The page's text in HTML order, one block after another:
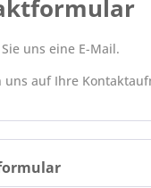
uns eine E-Mail.
uns auf Ihre